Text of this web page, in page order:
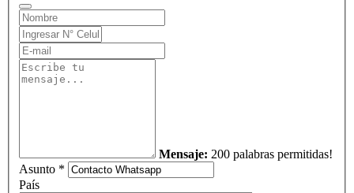
Mensaje: 200 palabras permitidas!
Asunto *
País